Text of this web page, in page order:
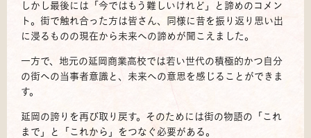
しかし最後には「今ではもう難しいけれど」と諦めのコメン
ト。街で触れ合った方は皆さん、同様に昔を振り返り思い出
に浸るものの現在から未来への諦めが聞こえました。
一方で、地元の延岡商業高校では若い世代の積極的かつ自分
の街への当事者意識と、未来への意思を感じることができま
す。
延岡の誇りを再び取り戻す。そのためには街の物語の「これ
まで」と「これから」をつなぐ必要がある。